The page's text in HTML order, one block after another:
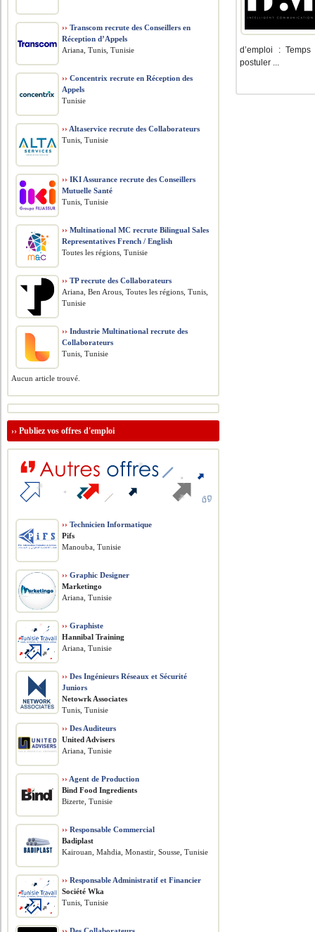
d’emploi :
postuler ...
›› Transcom recrute des Conseillers en
Réception d’Appels
Ariana, Tunis, Tunisie
›› Concentrix recrute en Réception des
Appels
Tunisie
›› Altaservice recrute des Collaborateurs
Tunis, Tunisie
›› IKI Assurance recrute des Conseillers
Mutuelle Santé
Tunis, Tunisie
›› Multinational MC recrute Bilingual Sales
Representatives French / English
Toutes les régions, Tunisie
›› TP recrute des Collaborateurs
Ariana, Ben Arous, Toutes les régions, Tunis,
Tunisie
›› Industrie Multinational recrute des
Collaborateurs
Tunis, Tunisie
Aucun article trouvé.
››Publiez vos offres d'emploi
›› Technicien Informatique
Pifs
Manouba, Tunisie
›› Graphic Designer
Marketingo
Ariana, Tunisie
›› Graphiste
Hannibal Training
Ariana, Tunisie
›› Des Ingénieurs Réseaux et Sécurité
Juniors
Netowrk Associates
Tunis, Tunisie
›› Des Auditeurs
United Advisers
Ariana, Tunisie
›› Agent de Production
Bind Food Ingredients
Bizerte, Tunisie
›› Responsable Commercial
Badiplast
Kairouan, Mahdia, Monastir, Sousse, Tunisie
›› Responsable Administratif et Financier
Société Wka
Tunis, Tunisie